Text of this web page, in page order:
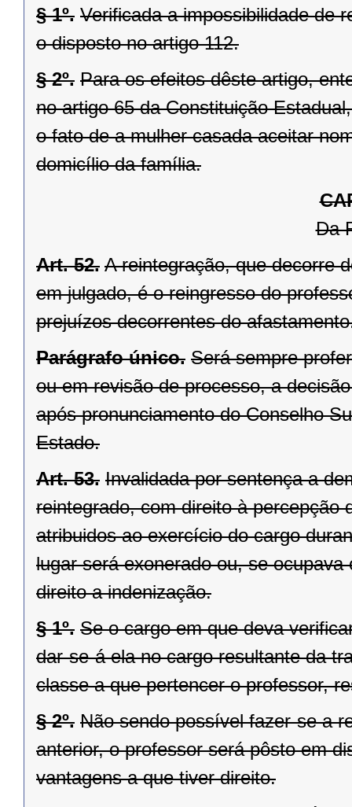
§ 1º. Verificada a impossibilidade de
o disposto no artigo 112.
§ 2º. Para os efeitos dêste artigo,
no artigo 65 da Constituição
o fato de a mulher casada aceitar
domicílio da família.
Da
Art. 52. A reintegração, que decorre
em julgado, é o reingresso do
prejuízos decorrentes do
Parágrafo único. Será sempre
ou em revisão de processo, a
após pronunciamento do Conselho
Estado.
Art. 53. Invalidada por sentença a
reintegrado, com direito à percepção
atribuidos ao exercício do cargo
lugar será exonerado ou, se
direito a indenização.
§ 1º. Se o cargo em que deva
dar-se-á ela no cargo resultante da
classe a que pertencer o professor,
§ 2º. Não sendo possível fazer-se a
anterior, o professor será pôsto em
vantagens a que tiver direito.